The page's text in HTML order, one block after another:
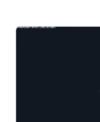
Gesamt: „TAO ist ein
Betrachtung (kein
Support-Zonen und
Bruch bzw.
Netzwerk, KI-
keine
Finanzanalyse im
ziehen können um in
bereits einmal
ein zweiter Bruch
und wir uns nun
euch also
wenig Risiko
können. Wir haben
welche für